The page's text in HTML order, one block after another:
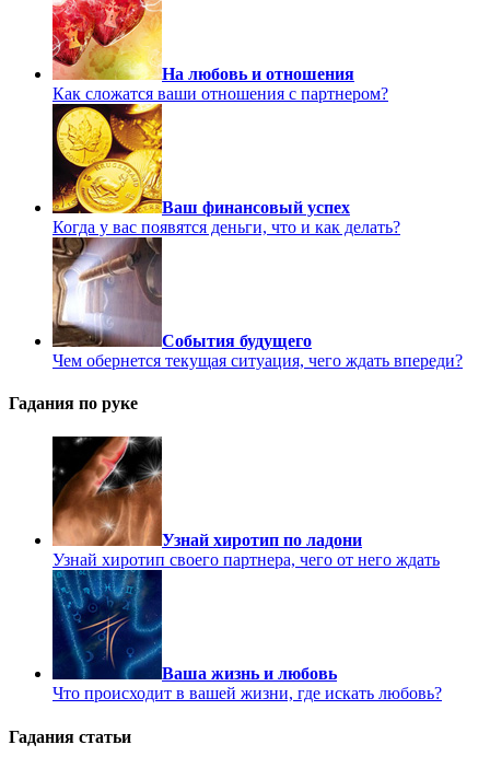
На любовь и отношения
Как сложатся ваши отношения с партнером?
Ваш финансовый успех
Когда у вас появятся деньги, что и как делать?
События будущего
Чем обернется текущая ситуация, чего ждать впереди?
Гадания по руке
Узнай хиротип по ладони
Узнай хиротип своего партнера, чего от него ждать
Ваша жизнь и любовь
Что происходит в вашей жизни, где искать любовь?
Гадания статьи